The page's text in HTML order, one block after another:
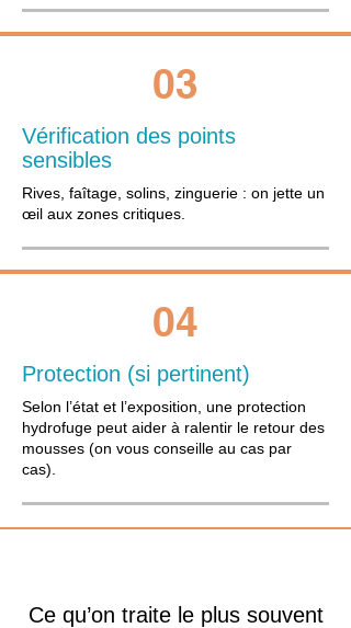
03
Vérification des points
sensibles
Rives, faîtage, solins, zinguerie : on jette un
œil aux zones critiques.
04
Protection (si pertinent)
Selon l’état et l’exposition, une protection
hydrofuge peut aider à ralentir le retour des
mousses (on vous conseille au cas par
cas).
Ce qu’on traite le plus souvent